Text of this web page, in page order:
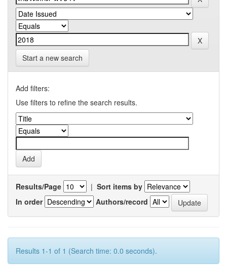
Start a new search
Add filters:
Use filters to refine the search results.
Results/Page | Sort items by
In order
Authors/record
Results 1-1 of 1 (Search time: 0.0 seconds).